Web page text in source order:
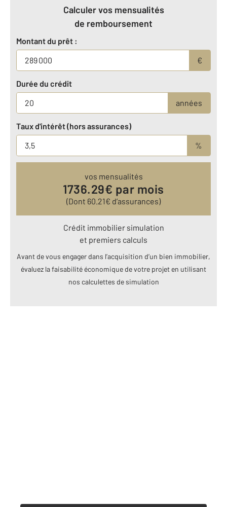
Calculer vos mensualités
de remboursement
Montant du prêt :
€
Durée du crédit
années
Taux d'intérêt (hors assurances)
%
vos mensualités
1736.29€ par mois
(Dont 60.21€ d’assurances)
Crédit immobilier simulation
et premiers calculs
Avant de vous engager dans l’acquisition d’un bien immobilier,
évaluez la faisabilité économique de votre projet en utilisant
nos calculettes de simulation